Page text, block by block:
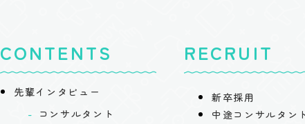
CONTENTS
先輩インタビュー
コンサルタント
RECRUIT
新卒採用
中途コンサルタン